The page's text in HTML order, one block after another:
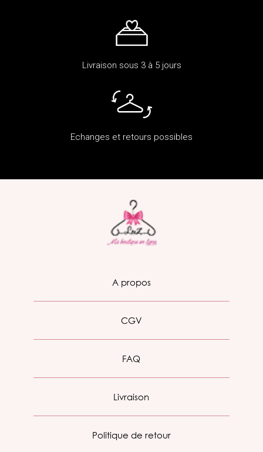
Livraison sous 3 à 5 jours
Echanges et retours possibles
A propos
CGV
FAQ
Livraison
Politique de retour